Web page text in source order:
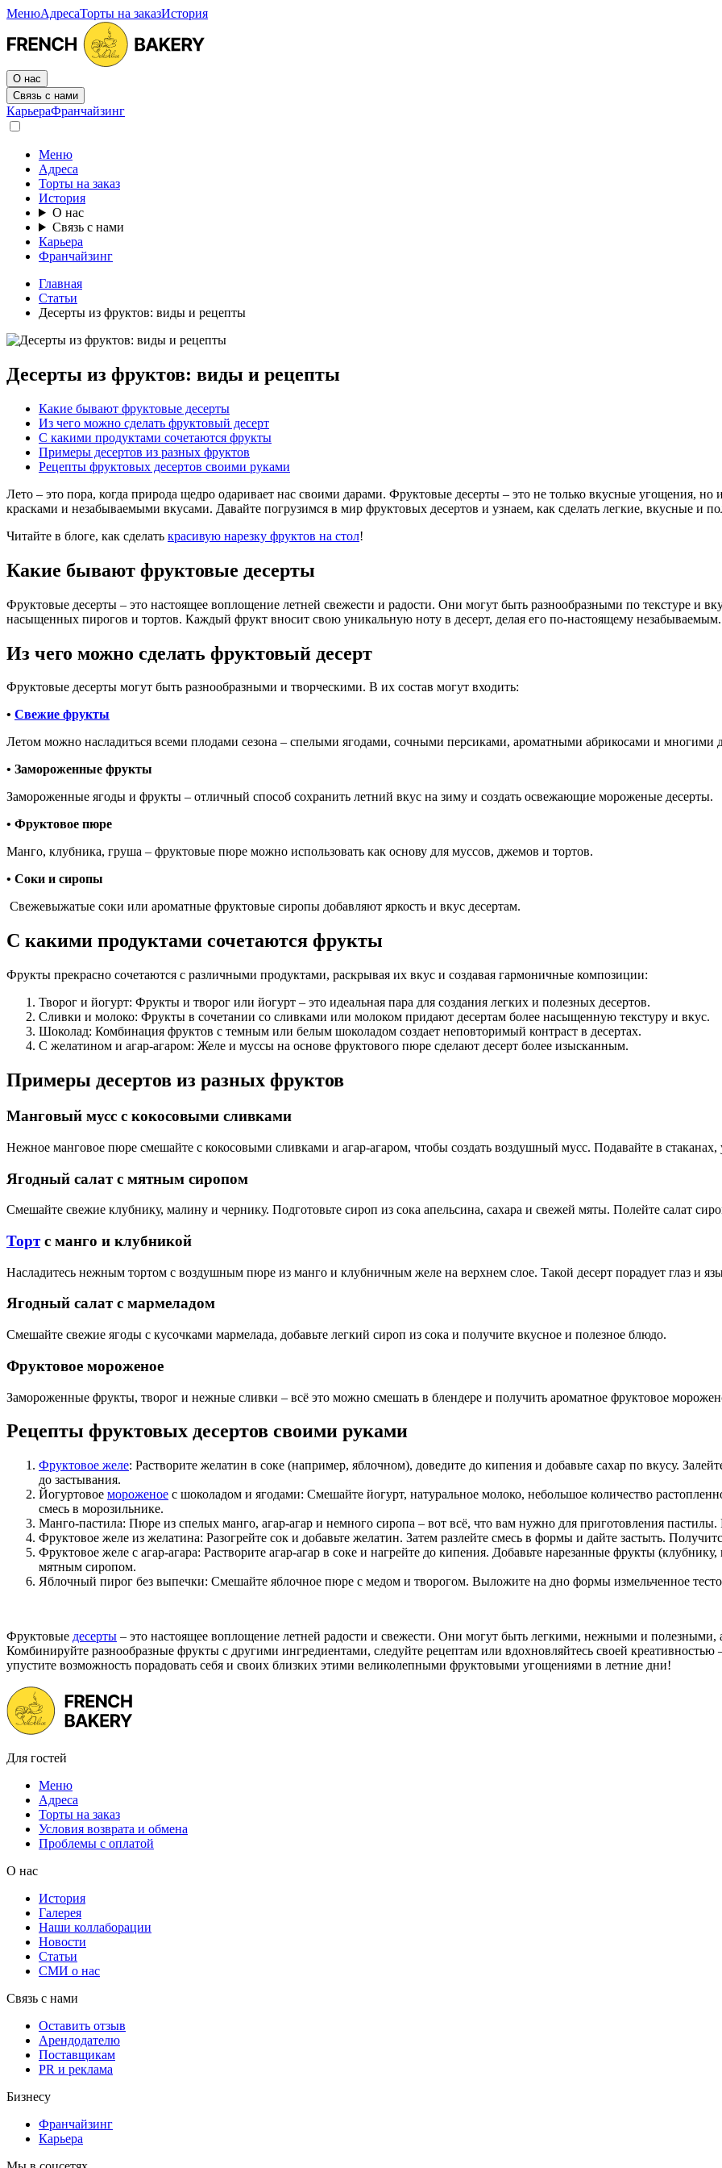
МенюАдресаТорты на заказИстория
О нас
Связь с нами
КарьераФранчайзинг
Меню
Адреса
Торты на заказ
История
О нас
Связь с нами
Карьера
Франчайзинг
Главная
Статьи
Десерты из фруктов: виды и рецепты
Десерты из фруктов: виды и рецепты
Какие бывают фруктовые десерты
Из чего можно сделать фруктовый десерт
С какими продуктами сочетаются фрукты
Примеры десертов из разных фруктов
Рецепты фруктовых десертов своими руками
Лето – это пора, когда природа щедро одаривает нас своими дарами. Фруктовые десерты – это не только вкусные угощения,
красками и незабываемыми вкусами. Давайте погрузимся в мир фруктовых десертов и узнаем, как сделать легкие, вкусные и
Читайте в блоге, как сделать красивую нарезку фруктов на стол!
Какие бывают фруктовые десерты
Фруктовые десерты – это настоящее воплощение летней свежести и радости. Они могут быть разнообразными по текстуре и
насыщенных пирогов и тортов. Каждый фрукт вносит свою уникальную ноту в десерт, делая его по-настоящему незабываемым.
Из чего можно сделать фруктовый десерт
Фруктовые десерты могут быть разнообразными и творческими. В их состав могут входить:
• Свежие фрукты
Летом можно насладиться всеми плодами сезона – спелыми ягодами, сочными персиками, ароматными абрикосами и многими
• Замороженные фрукты
Замороженные ягоды и фрукты – отличный способ сохранить летний вкус на зиму и создать освежающие мороженые десерты.
• Фруктовое пюре
Манго, клубника, груша – фруктовые пюре можно использовать как основу для муссов, джемов и тортов.
• Соки и сиропы
Свежевыжатые соки или ароматные фруктовые сиропы добавляют яркость и вкус десертам.
С какими продуктами сочетаются фрукты
Фрукты прекрасно сочетаются с различными продуктами, раскрывая их вкус и создавая гармоничные композиции:
Творог и йогурт: Фрукты и творог или йогурт – это идеальная пара для создания легких и полезных десертов.
Сливки и молоко: Фрукты в сочетании со сливками или молоком придают десертам более насыщенную текстуру и вкус.
Шоколад: Комбинация фруктов с темным или белым шоколадом создает неповторимый контраст в десертах.
С желатином и агар-агаром: Желе и муссы на основе фруктового пюре сделают десерт более изысканным.
Примеры десертов из разных фруктов
Манговый мусс с кокосовыми сливками
Нежное манговое пюре смешайте с кокосовыми сливками и агар-агаром, чтобы создать воздушный мусс. Подавайте в
Ягодный салат с мятным сиропом
Смешайте свежие клубнику, малину и чернику. Подготовьте сироп из сока апельсина, сахара и свежей мяты. Полейте салат
Тортс манго и клубникой
Насладитесь нежным тортом с воздушным пюре из манго и клубничным желе на верхнем слое. Такой десерт порадует глаз и
Ягодный салат с мармеладом
Смешайте свежие ягоды с кусочками мармелада, добавьте легкий сироп из сока и получите вкусное и полезное блюдо.
Фруктовое мороженое
Замороженные фрукты, творог и нежные сливки – всё это можно смешать в блендере и получить ароматное фруктовое
Рецепты фруктовых десертов своими руками
Фруктовое желе: Растворите желатин в соке (например, яблочном), доведите до кипения и добавьте сахар по вкусу.
до застывания.
Йогуртовое мороженое с шоколадом и ягодами: Смешайте йогурт, натуральное молоко, небольшое количество
смесь в морозильнике.
Манго-пастила: Пюре из спелых манго, агар-агар и немного сиропа – вот всё, что вам нужно для приготовления пастилы.
Фруктовое желе из желатина: Разогрейте сок и добавьте желатин. Затем разлейте смесь в формы и дайте застыть.
Фруктовое желе с агар-агара: Растворите агар-агар в соке и нагрейте до кипения. Добавьте нарезанные фрукты
мятным сиропом.
Яблочный пирог без выпечки: Смешайте яблочное пюре с медом и творогом. Выложите на дно формы измельченное
Фруктовые десерты – это настоящее воплощение летней радости и свежести. Они могут быть легкими, нежными и
Комбинируйте разнообразные фрукты с другими ингредиентами, следуйте рецептам или вдохновляйтесь своей
упустите возможность порадовать себя и своих близких этими великолепными фруктовыми угощениями в летние дни!
Для гостей
Меню
Адреса
Торты на заказ
Условия возврата и обмена
Проблемы с оплатой
О нас
История
Галерея
Наши коллаборации
Новости
Статьи
СМИ о нас
Связь с нами
Оставить отзыв
Арендодателю
Поставщикам
PR и реклама
Бизнесу
Франчайзинг
Карьера